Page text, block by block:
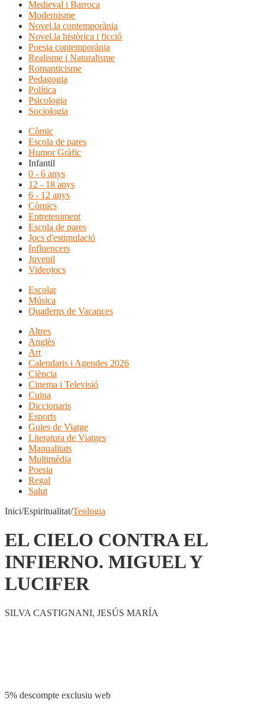
Medieval i Barroca
Modernisme
Novel.la contemporània
Novel.la històrica i ficció
Poesia contemporània
Realisme i Naturalisme
Romanticisme
Pedagogia
Política
Psicologia
Sociologia
Còmic
Escola de pares
Humor Gràfic
Infantil
0 - 6 anys
12 - 18 anys
6 - 12 anys
Còmics
Entreteniment
Escola de pares
Jocs d'estimulació
Influencers
Juvenil
Videojocs
Escolar
Música
Quaderns de Vacances
Altres
Anglès
Art
Calendaris i Agendes 2026
Ciència
Cinema i Televisió
Cuina
Diccionaris
Esports
Guies de Viatge
Literatura de Viatges
Manualitats
Multimèdia
Poesia
Regal
Salut
Inici/Espiritualitat/Teologia
EL CIELO CONTRA EL
INFIERNO. MIGUEL Y
LUCIFER
SILVA CASTIGNANI, JESÚS MARÍA
5% descompte exclusiu web